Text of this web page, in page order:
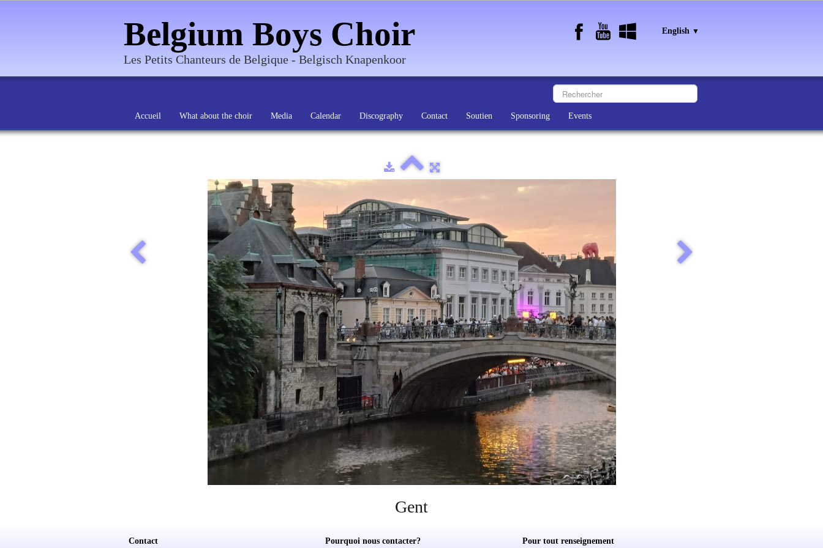
Belgium Boys Choir
Les Petits Chanteurs de Belgique - Belgisch Knapenkoor
English ▼
Accueil What about the choir Media Calendar Discography Contact Soutien Sponsoring Events
Gent
Contact Pourquoi nous contacter? Pour tout renseignement